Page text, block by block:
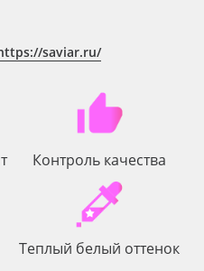
saviar.ru/
Контроль качества
Теплый белый оттенок